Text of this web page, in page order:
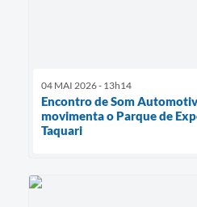
04 MAI 2026 - 13h14
Encontro de Som
movimenta o Parque de
Taquari